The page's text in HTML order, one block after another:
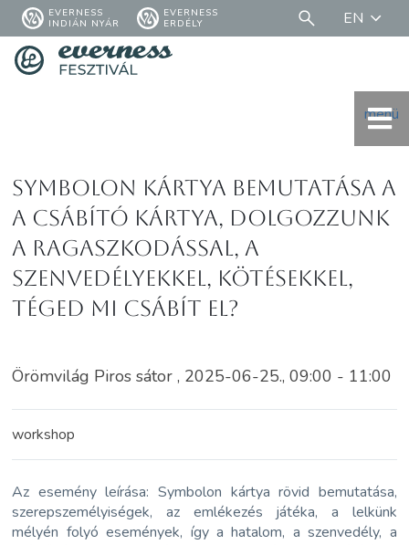
EVERNESS
INDIÁN NYÁR
EVERNESS
ERDÉLY
EN
menü
Symbolon kártya bemutatása a
A Csábító kártya, dolgozzunk
a ragaszkodással, a
szenvedélyekkel, kötésekkel,
téged mi csábít el?
Örömvilág Piros sátor , 2025-06-25., 09:00 - 11:00
workshop
Az esemény leírása: Symbolon kártya rövid bemutatása,
szerepszemélyiségek, az emlékezés játéka, a lelkünk
mélyén folyó események, így a hatalom, a szenvedély, a